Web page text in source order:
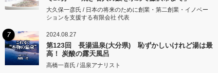
大久保一彦氏 / 日本の将来のために創業・第二創業・イノベー
ションを支援する有限会社 代表
7 2024.08.27
第123回 長湯温泉(大分県) 恥ずかしいけれど湯は最
高！ 炭酸の露天風呂
高橋一喜氏 / 温泉アナリスト